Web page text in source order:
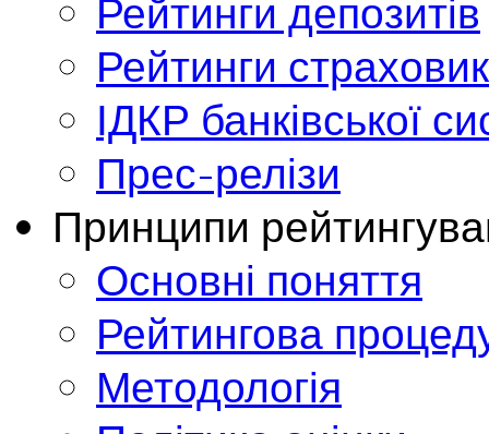
Рейтинги депозитів
Рейтинги
ІДКР банківської
Прес-релізи
Принципи
Основні поняття
Рейтингова
Методологія